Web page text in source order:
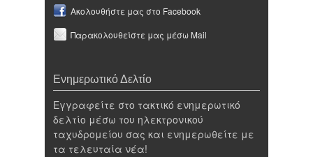
Ακολουθήστε μας στο Facebook
Παρακολουθείστε μας μέσω Mail
Ενημερωτικό Δελτίο
Εγγραφείτε στο τακτικό ενημερωτικό
δελτίο μέσω του ηλεκτρονικού
ταχυδρομείου σας και ενημερωθείτε με
τα τελευταία νέα!